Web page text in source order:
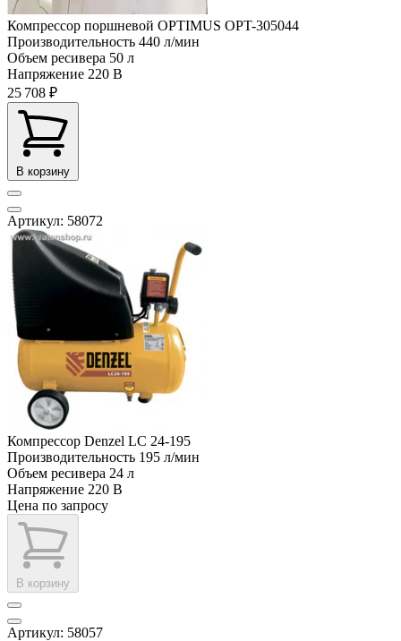
Компрессор поршневой OPTIMUS OPT-305044
Производительность 440 л/мин
Объем ресивера 50 л
Напряжение 220 В
25 708 ₽
В корзину
Артикул: 58072
Компрессор Denzel LC 24-195
Производительность 195 л/мин
Объем ресивера 24 л
Напряжение 220 В
Цена по запросу
В корзину
Артикул: 58057